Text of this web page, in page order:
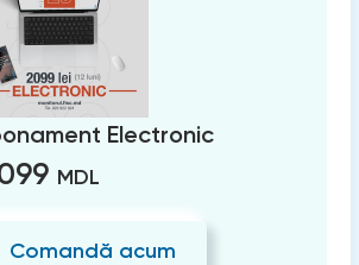
Electronic
MDL
Comandă acum